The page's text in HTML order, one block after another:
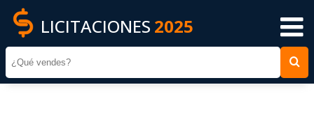
LICITACIONES 2025